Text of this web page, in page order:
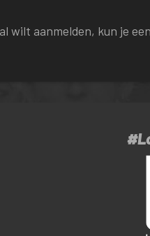
wilt aanmelden, kun je